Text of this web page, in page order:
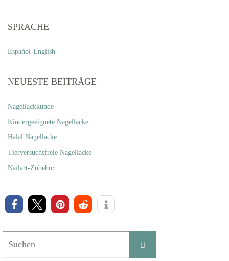
SPRACHE
Español English
NEUESTE BEITRÄGE
Nagellackkunde
Kindergeeignete Nagellacke
Halal Nagellacke
Tierversuchsfreie Nagellacke
Nailart-Zubehör